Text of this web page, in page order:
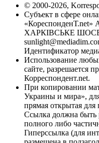
© 2000-2026,
Субъект в сфере
«КореспонденТ.net»
ХАРКІВСЬКЕ ШОСЕ,
Идентификатор
Использование
сайте, разрешается
Корреспондент.net.
При копировании
Украины и мира»,
прямая открытая
Ссылка должна быть
полного либо
Гиперссылка (для